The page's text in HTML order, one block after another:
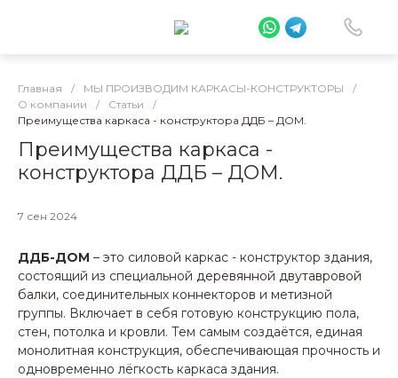
Главная / МЫ ПРОИЗВОДИМ КАРКАСЫ-КОНСТРУКТОРЫ
/
О компании
/ Статьи
/
Преимущества каркаса - конструктора ДДБ – ДОМ.
Преимущества каркаса -
конструктора ДДБ – ДОМ.
7 сен 2024
ДДБ-ДОМ – это силовой каркас - конструктор здания,
состоящий из специальной деревянной двутавровой
балки, соединительных коннекторов и метизной
группы. Включает в себя готовую конструкцию пола,
стен, потолка и кровли. Тем самым создаётся, единая
монолитная конструкция, обеспечивающая прочность и
одновременно лёгкость каркаса здания.